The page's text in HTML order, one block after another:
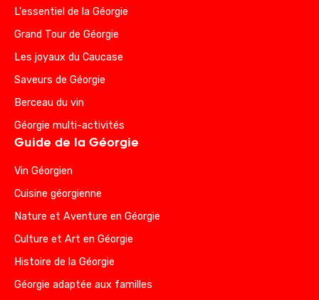
L'essentiel de la Géorgie
Grand Tour de Géorgie
Les joyaux du Caucase
Saveurs de Géorgie
Berceau du vin
Géorgie multi-activités
Guide de la Géorgie
Vin Géorgien
Cuisine géorgienne
Nature et Aventure en Géorgie
Culture et Art en Géorgie
Histoire de la Géorgie
Géorgie adaptée aux familles